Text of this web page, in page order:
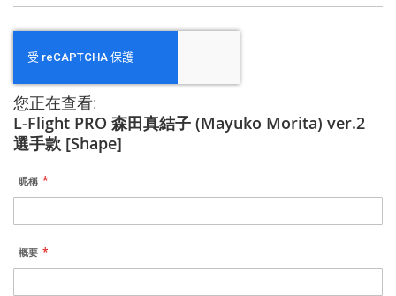
您正在查看:
L-Flight PRO 森田真結子 (Mayuko Morita) ver.2
選手款 [Shape]
昵稱
概要